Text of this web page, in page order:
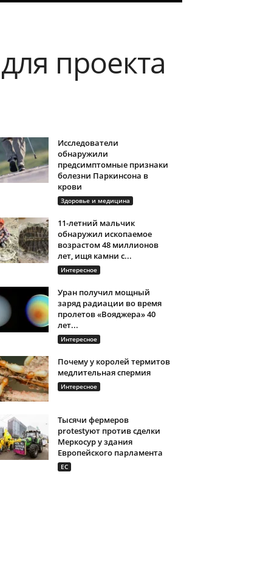
проекта
Исследователи
обнаружили
предсимптомные признаки
болезни Паркинсона в
крови
Здоровье и медицина
11-летний мальчик
обнаружил ископаемое
возрастом 48 миллионов
лет, ищя камни с...
Интересное
Уран получил мощный
заряд радиации во время
пролетов «Вояджера» 40
лет...
Интересное
Почему у королей термитов
медлительная спермия
Интересное
Тысячи фермеров
protestуют против сделки
Меркосур у здания
Европейского парламента
ЕС